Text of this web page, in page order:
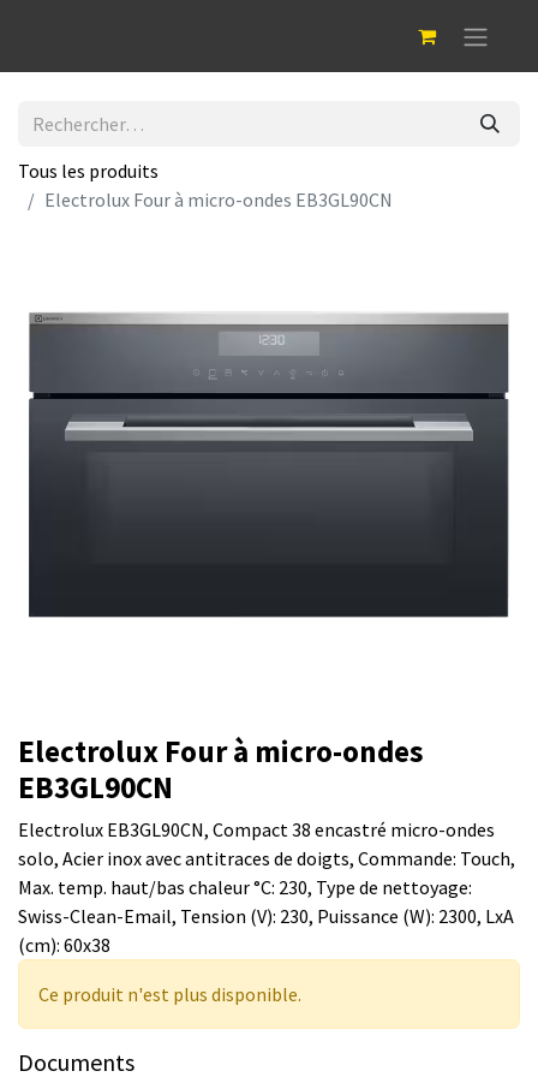
Tous les produits
Electrolux Four à micro-ondes EB3GL90CN
Electrolux Four à micro-ondes
EB3GL90CN
Electrolux EB3GL90CN, Compact 38 encastré micro-ondes
solo, Acier inox avec antitraces de doigts, Commande: Touch,
Max. temp. haut/bas chaleur °C: 230, Type de nettoyage:
Swiss-Clean-Email, Tension (V): 230, Puissance (W): 2300, LxA
(cm): 60x38
Ce produit n'est plus disponible.
Documents